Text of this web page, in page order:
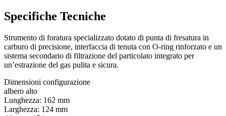
Specifiche Tecniche
Strumento di foratura specializzato dotato di punta di fresatura in
carburo di precisione, interfaccia di tenuta con O-ring rinforzato e un
sistema secondario di filtrazione del particolato integrato per
un’estrazione del gas pulita e sicura.
Dimensioni configurazione
albero alto
Lunghezza: 162 mm
Larghezza: 124 mm